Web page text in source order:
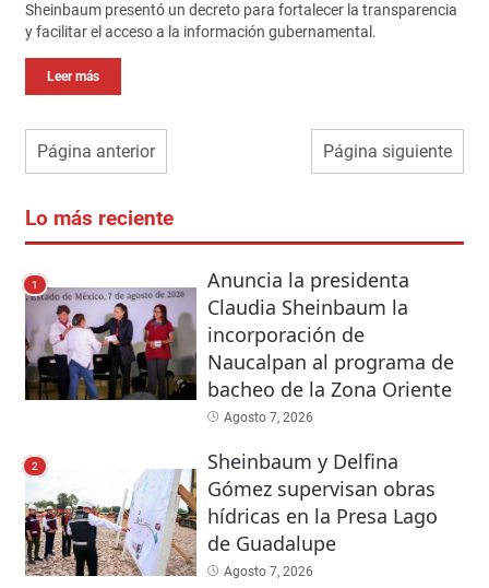
Sheinbaum presentó un decreto para fortalecer la transparencia
y facilitar el acceso a la información gubernamental.
Leer más
Página anterior Página siguiente
Lo más reciente
1
Anuncia la presidenta
Claudia Sheinbaum la
incorporación de
Naucalpan al programa de
bacheo de la Zona Oriente
Agosto 7, 2026
2
Sheinbaum y Delfina
Gómez supervisan obras
hídricas en la Presa Lago
de Guadalupe
Agosto 7, 2026